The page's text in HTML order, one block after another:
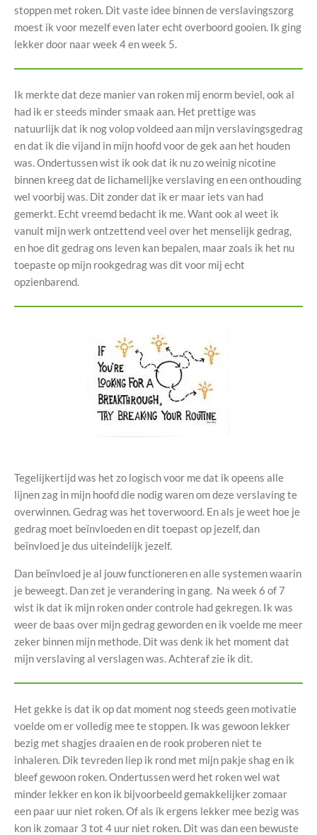
stoppen met roken. Dit vaste idee binnen de verslavingszorg
moest ik voor mezelf even later echt overboord gooien. Ik ging
lekker door naar week 4 en week 5.
Ik merkte dat deze manier van roken mij enorm beviel, ook al
had ik er steeds minder smaak aan. Het prettige was
natuurlijk dat ik nog volop voldeed aan mijn verslavingsgedrag
en dat ik die vijand in mijn hoofd voor de gek aan het houden
was. Ondertussen wist ik ook dat ik nu zo weinig nicotine
binnen kreeg dat de lichamelijke verslaving en een onthouding
wel voorbij was. Dit zonder dat ik er maar iets van had
gemerkt. Echt vreemd bedacht ik me. Want ook al weet ik
vanuit mijn werk ontzettend veel over het menselijk gedrag,
en hoe dit gedrag ons leven kan bepalen, maar zoals ik het nu
toepaste op mijn rookgedrag was dit voor mij echt
opzienbarend.
Tegelijkertijd was het zo logisch voor me dat ik opeens alle
lijnen zag in mijn hoofd die nodig waren om deze verslaving te
overwinnen. Gedrag was het toverwoord. En als je weet hoe je
gedrag moet beïnvloeden en dit toepast op jezelf, dan
beïnvloed je dus uiteindelijk jezelf.
Dan beïnvloed je al jouw functioneren en alle systemen waarin
je beweegt. Dan zet je verandering in gang. Na week 6 of 7
wist ik dat ik mijn roken onder controle had gekregen. Ik was
weer de baas over mijn gedrag geworden en ik voelde me meer
zeker binnen mijn methode. Dit was denk ik het moment dat
mijn verslaving al verslagen was. Achteraf zie ik dit.
Het gekke is dat ik op dat moment nog steeds geen motivatie
voelde om er volledig mee te stoppen. Ik was gewoon lekker
bezig met shagjes draaien en de rook proberen niet te
inhaleren. Dik tevreden liep ik rond met mijn pakje shag en ik
bleef gewoon roken. Ondertussen werd het roken wel wat
minder lekker en kon ik bijvoorbeeld gemakkelijker zomaar
een paar uur niet roken. Of als ik ergens lekker mee bezig was
kon ik zomaar 3 tot 4 uur niet roken. Dit was dan een bewuste